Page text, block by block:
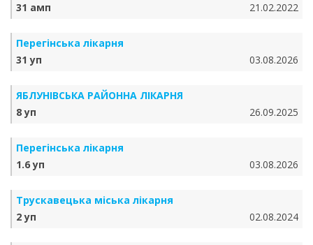
31 амп
21.02.2022
Перегінська лікарня
31 уп
03.08.2026
ЯБЛУНІВСЬКА РАЙОННА ЛІКАРНЯ
8 уп
26.09.2025
Перегінська лікарня
1.6 уп
03.08.2026
Трускавецька міська лікарня
2 уп
02.08.2024